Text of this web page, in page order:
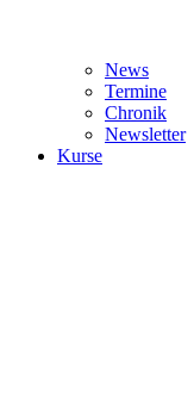
News
Termine
Chronik
Newsletter
Kurse